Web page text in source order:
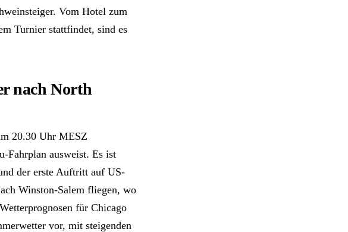
Vom Hotel zum
Turnier stattfindet, sind es
nach North
20.30 Uhr MESZ
Fahrplan ausweist. Es ist
der erste Auftritt auf US-
Winston-Salem fliegen, wo
für Chicago
vor, mit steigenden